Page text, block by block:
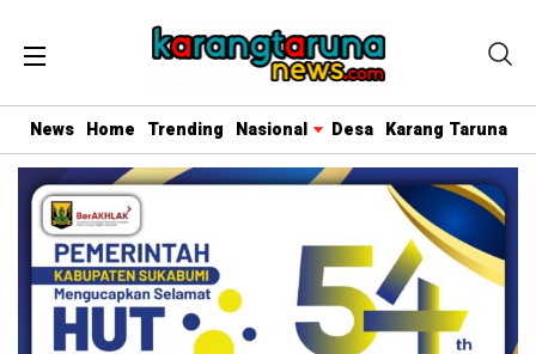
News Home Trending Nasional Desa Karang Taruna